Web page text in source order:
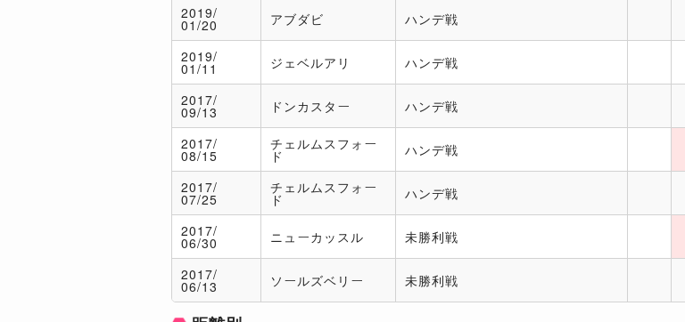
2019/
01/20 アブダビ ハンデ戦
2019/
01/11 ジェベルアリ ハンデ戦
2017/
09/13 ドンカスター ハンデ戦
2017/
08/15
チェルムスフォー
ド ハンデ戦
2017/
07/25
チェルムスフォー
ド ハンデ戦
2017/
06/30 ニューカッスル 未勝利戦
2017/
06/13 ソールズベリー 未勝利戦